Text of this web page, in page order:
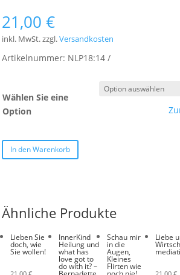
21,00€
inkl. MwSt.zzgl.Versandkosten
Artikelnummer: NLP18:14
Wählen Sie eine
Option
In den Warenkorb
Ähnliche Produkte
Lieben Sie
doch, wie
Sie wollen!
InnerKind
Heilung und
what has
love got to
do with it? –
Schau mir
in die
Augen,
Kleines
Flirten wie
Liebe